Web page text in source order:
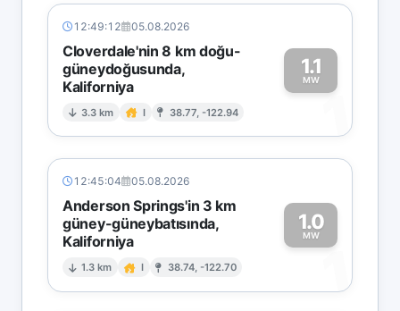
12:49:12 05.08.2026
Cloverdale'nin 8 km doğu-
güneydoğusunda,
Kaliforniya
3.3 km I 38.77, -122.94
1.1
MW
1
12:45:04 05.08.2026
Anderson Springs'in 3 km
güney-güneybatısında,
Kaliforniya
1.3 km I 38.74, -122.70
1.0
MW
1